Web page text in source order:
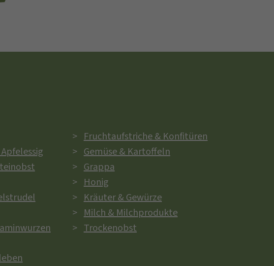
Fruchtaufstriche & Konfitüren
Gemüse & Kartoffeln
Grappa
Honig
Kräuter & Gewürze
Milch & Milchprodukte
Trockenobst